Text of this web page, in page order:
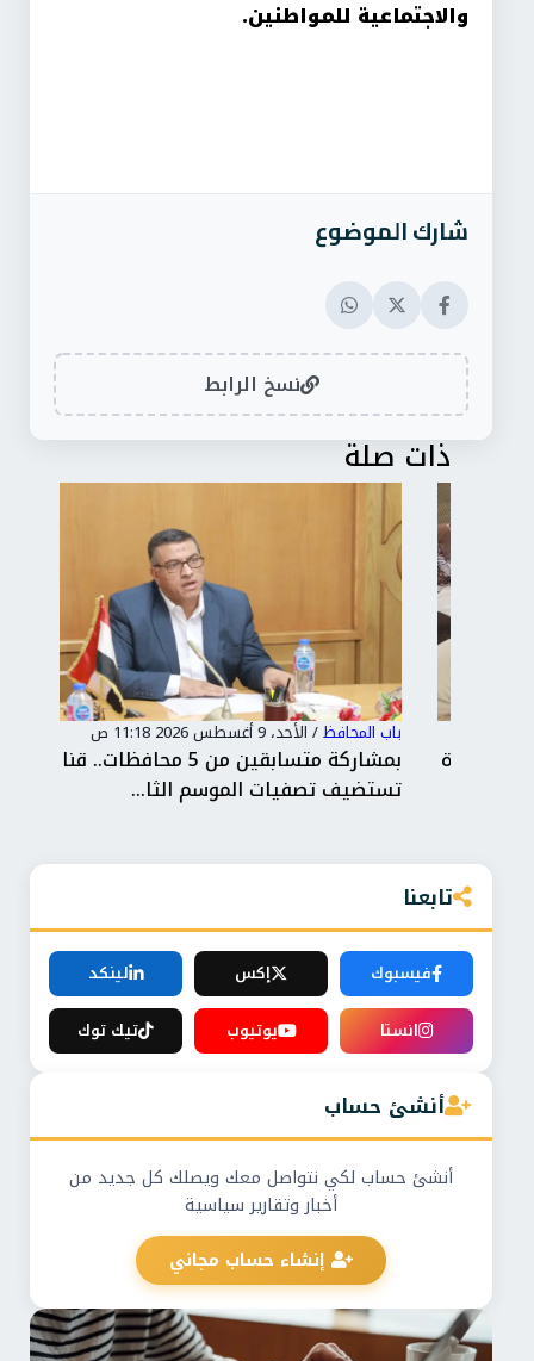
والاجتماعية للمواطنين.
شارك الموضوع
نسخ الرابط
ذات صلة
باب المحافظ/الأحد، 9 أغسطس 2026 11:18 ص
بمشاركة متسابقين من 5 محافظات.. قنا
تستضيف تصفيات الموسم الثا...
تابعنا
فيسبوك إكس
لينكد
انستا
يوتيوب تيك توك
أنشئ حساب
أنشئ حساب لكي نتواصل معك ويصلك كل جديد من
أخبار وتقارير سياسية
إنشاء حساب مجاني